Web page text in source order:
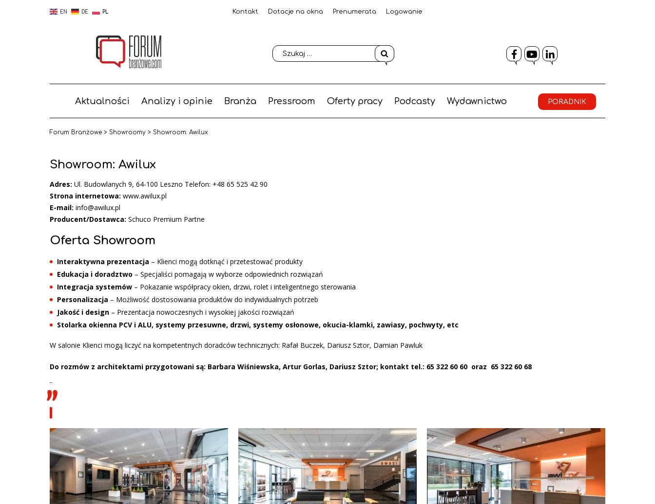
EN DE PL Kontakt Dotacje na okna Prenumerata Logowanie
Facebook
YouTube
LinkedIn
Aktualności Analizy i opinie Branża Pressroom Oferty pracy Podcasty Wydawnictwo PORADNIK
Forum Branżowe > Showroomy > Showroom: Awilux
Showroom: Awilux
Adres: Ul. Budowlanych 9, 64-100 Leszno Telefon: +48 65 525 42 90
Strona internetowa: www.awilux.pl
E-mail: info@awilux.pl
Producent/Dostawca: Schuco Premium Partne
Oferta Showroom
Interaktywna prezentacja – Klienci mogą dotknąć i przetestować produkty
Edukacja i doradztwo – Specjaliści pomagają w wyborze odpowiednich rozwiązań
Integracja systemów – Pokazanie współpracy okien, drzwi, rolet i inteligentnego sterowania
Personalizacja – Możliwość dostosowania produktów do indywidualnych potrzeb
Jakość i design – Prezentacja nowoczesnych i wysokiej jakości rozwiązań
Stolarka okienna PCV i ALU, systemy przesuwne, drzwi, systemy osłonowe, okucia-klamki, zawiasy, pochwyty, etc
W salonie Klienci mogą liczyć na kompetentnych doradców technicznych: Rafał Buczek, Dariusz Sztor, Damian Pawluk
Do rozmów z architektami przygotowani są: Barbara Wiśniewska, Artur Gorlas, Dariusz Sztor; kontakt tel.: 65 322 60 60 oraz 65 322 60 68